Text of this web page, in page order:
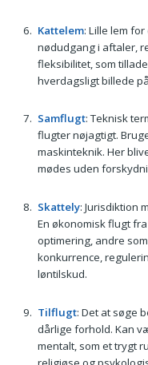
Kattelem: Lille lem
nødudgang i aftaler,
fleksibilitet, som
hverdagsligt billede
Samflugt: Teknisk
flugter nøjagtigt.
maskinteknik. Her
mødes uden
Skattely: Jurisdiktion
En økonomisk flugt
optimering, andre
konkurrence,
løntilskud.
Tilflugt: Det at søge
dårlige forhold. Kan
mentalt, som et trygt